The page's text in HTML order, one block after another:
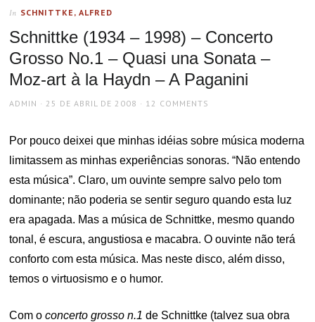
In SCHNITTKE, ALFRED
Schnittke (1934 – 1998) – Concerto
Grosso No.1 – Quasi una Sonata –
Moz-art à la Haydn – A Paganini
AUTHOR
ADMIN
POSTED
25 DE ABRIL DE 2008 12 COMMENTS
Por pouco deixei que minhas idéias sobre música moderna
limitassem as minhas experiências sonoras. “Não entendo
esta música”. Claro, um ouvinte sempre salvo pelo tom
dominante; não poderia se sentir seguro quando esta luz
era apagada. Mas a música de Schnittke, mesmo quando
tonal, é escura, angustiosa e macabra. O ouvinte não terá
conforto com esta música. Mas neste disco, além disso,
temos o virtuosismo e o humor.
Com oconcerto grosso n.1 de Schnittke (talvez sua obra